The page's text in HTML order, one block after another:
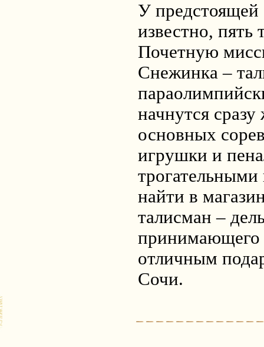
У
известно, пять
Почетную
Снежинка –
начнутся
основных
игрушки и
найти в
талисман –
принимающего
отличным
Сочи.